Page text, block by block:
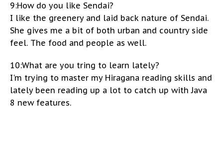
9:How do you like Sendai?
I like the greenery and laid back nature of Sendai.
She gives me a bit of both urban and country side
feel. The food and people as well.
10:What are you tring to learn lately?
I'm trying to master my Hiragana reading skills and
lately been reading up a lot to catch up with Java
8 new features.